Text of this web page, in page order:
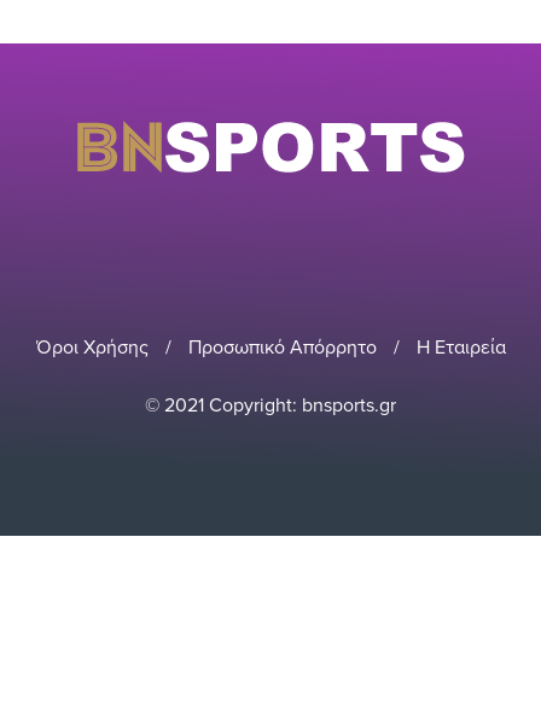
Όροι Χρήσης / Προσωπικό Απόρρητο / Η Εταιρεία
© 2021 Copyright: bnsports.gr